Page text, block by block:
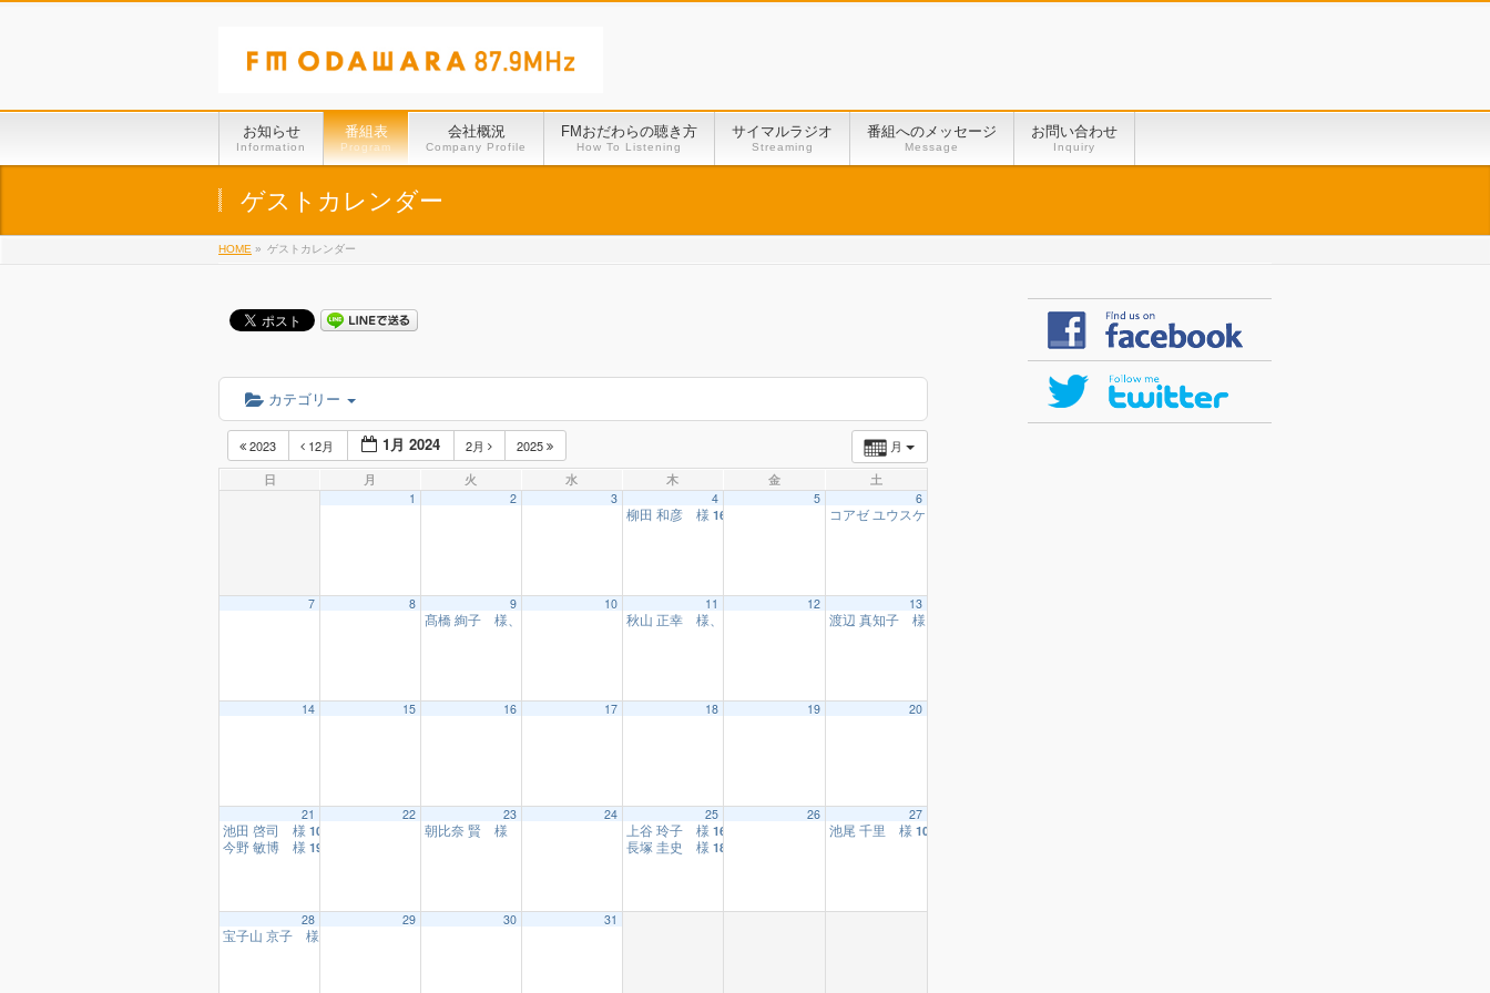
お知らせ
Information
番組表
Program
会社概況
Company Profile
FMおだわらの聴き方
How To Listening
サイマルラジオ
Streaming
番組へのメッセージ
Message
お問い合わせ
Inquiry
ゲストカレンダー
HOME » ゲストカレンダー
カテゴリー
月
2023 12月 1月 2024 2月
2025
日
月 火 水 木 金 土
1 2 3 4
柳田 和彦 様 16:10
5 6
コアゼ ユウスケ 様
7 8 9
髙橋 絢子 様、湯川 紀子 様 16:30
10 11
秋山 正幸 様、岸井 悠莉乃 様 16:10
12 13
渡辺 真知子 様
14 15 16 17 18 19 20
21
池田 啓司 様 10:15
今野 敏博 様 19:00
22 23
朝比奈 賢 様
24 25
上谷 玲子 様 16:10
長塚 圭史 様 18:10
26 27
池尾 千里 様 10:10
28
宝子山 京子 様、菅野 英余 様 劇団団長 関口 秀雄 様
29 30 31